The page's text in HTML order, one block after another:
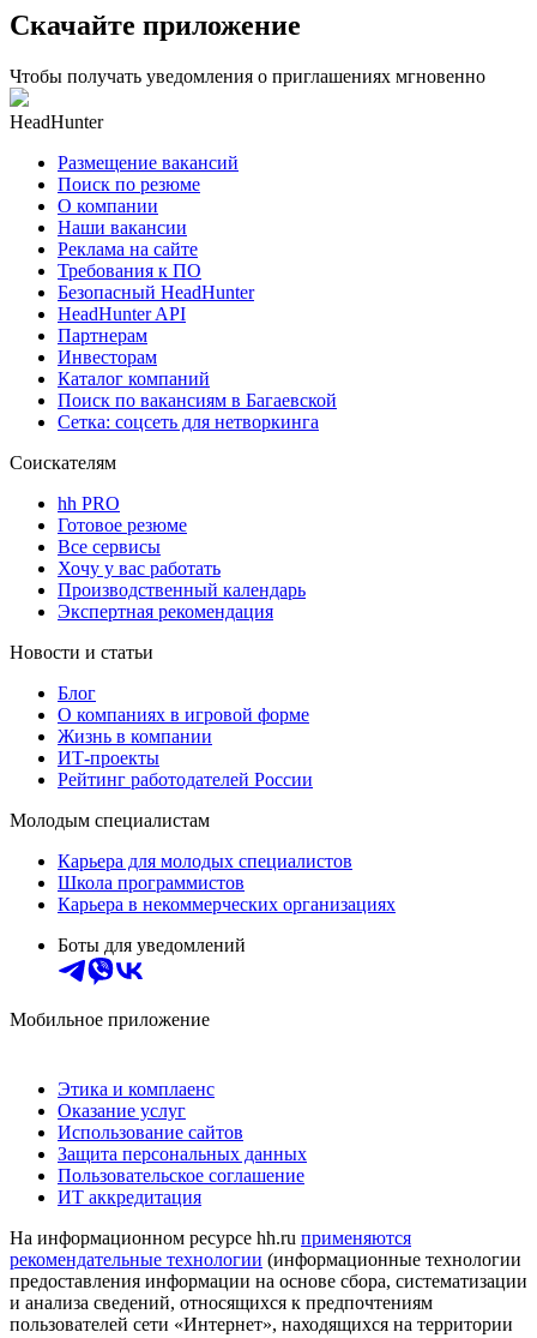
Скачайте приложение
Чтобы получать уведомления о приглашениях мгновенно
HeadHunter
Размещение вакансий
Поиск по резюме
О компании
Наши вакансии
Реклама на сайте
Требования к ПО
Безопасный HeadHunter
HeadHunter API
Партнерам
Инвесторам
Каталог компаний
Поиск по вакансиям в Багаевской
Сетка: соцсеть для нетворкинга
Соискателям
hh PRO
Готовое резюме
Все сервисы
Хочу у вас работать
Производственный календарь
Экспертная рекомендация
Новости и статьи
Блог
О компаниях в игровой форме
Жизнь в компании
ИТ-проекты
Рейтинг работодателей России
Молодым специалистам
Карьера для молодых специалистов
Школа программистов
Карьера в некоммерческих организациях
Боты для уведомлений
Мобильное приложение
Этика и комплаенс
Оказание услуг
Использование сайтов
Защита персональных данных
Пользовательское соглашение
ИТ аккредитация
На информационном ресурсе hh.ru применяются
рекомендательные технологии (информационные технологии
предоставления информации на основе сбора, систематизации
и анализа сведений, относящихся к предпочтениям
пользователей сети «Интернет», находящихся на территории